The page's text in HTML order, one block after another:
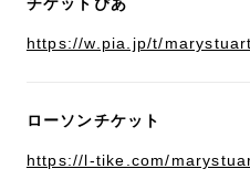
チケットぴあ
https://w.pia.jp/t/
ローソンチケット
https://l-tike.com/